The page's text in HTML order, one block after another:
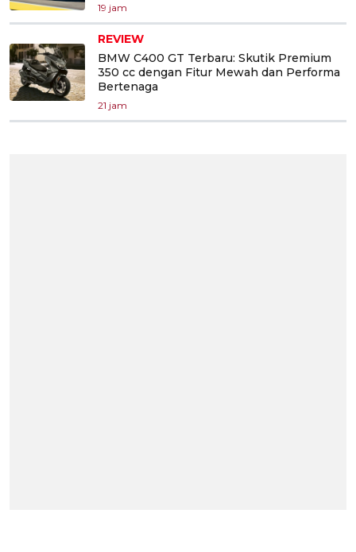
19 jam
REVIEW
BMW C400 GT Terbaru: Skutik Premium
350 cc dengan Fitur Mewah dan Performa
Bertenaga
21 jam